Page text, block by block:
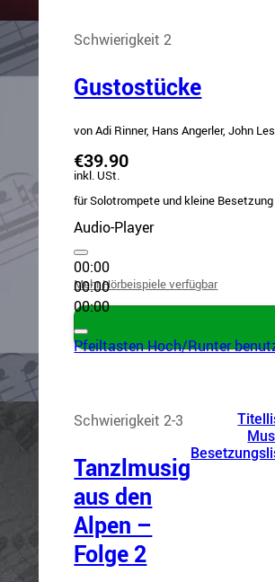
Schwierigkeit 2
Gustostücke
von Adi Rinner, Hans Angerler, John
€39.90
inkl. USt.
für Solotrompete und kleine
Audio-Player
00:00
00:00
00:00
Pfeiltasten Hoch/Runter
Mehr Hörbeispiele verfügbar
Schwierigkeit 2-3
Tanzlmusig
aus den
Alpen –
Folge 2